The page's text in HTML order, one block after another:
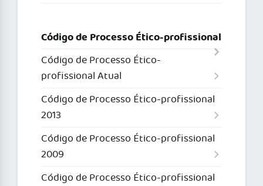
Código de Processo Ético-profissional
Código de Processo Ético-
profissional Atual
Código de Processo Ético-profissional
2013
Código de Processo Ético-profissional
2009
Código de Processo Ético-profissional